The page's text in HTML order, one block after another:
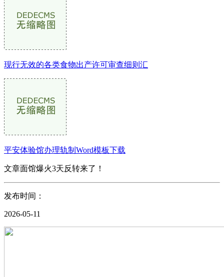
现行无效的各类食物出产许可审查细则汇
平安体验馆办理轨制Word模板下载
文章面馆爆火3天反转来了！
发布时间：
2026-05-11